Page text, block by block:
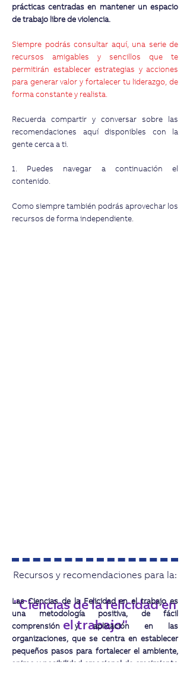
prácticas centradas en mantener un espacio
de trabajo libre de violencia.
Siempre podrás consultar aquí, una serie de
recursos amigables y sencillos que te
permitirán establecer estrategias y acciones
para generar valor y fortalecer tu liderazgo, de
forma constante y realista.
Recuerda compartir y conversar sobre las
recomendaciones aquí disponibles con la
gente cerca a ti.
1. Puedes navegar a continuación el
contenido.
Como siempre también podrás aprovechar los
recursos de forma independiente.
Recursos y recomendaciones para la:
"Ciencias de la felicidad en
el trabajo"
Las Ciencias de la Felicidad en el trabajo es
una metodología positiva, de fácil
comprensión y aplicación en las
organizaciones, que se centra en establecer
pequeños pasos para fortalecer el ambiente,
animo y posibilidad emocional de crecimiento